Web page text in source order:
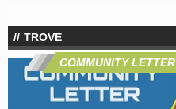
TROVE
COMMUNITY LETTER